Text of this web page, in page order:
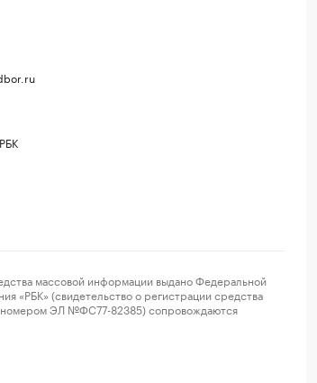
массовой информации выдано Федеральной
«РБК» (свидетельство о регистрации средства
номером ЭЛ №ФС77-82385) сопровождаются